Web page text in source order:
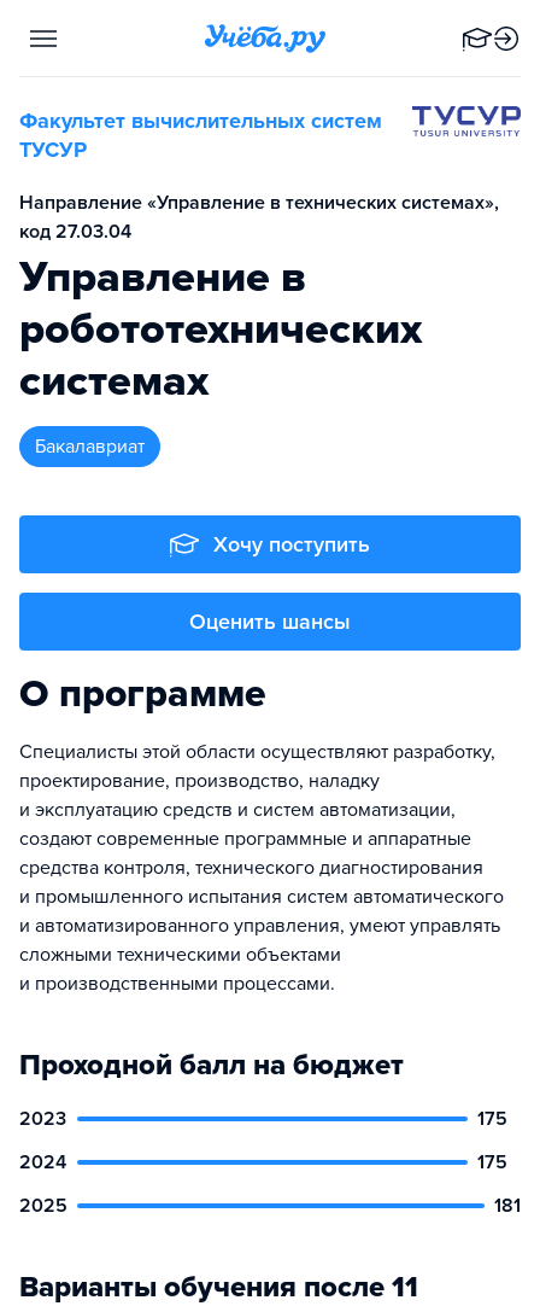
Факультет вычислительных систем
ТУСУР
Направление «Управление в технических системах»,
код 27.03.04
Управление в
робототехнических
системах
бакалавриат
Хочу поступить
Оценить шансы
О программе
Специалисты этой области осуществляют разработку,
проектирование, производство, наладку
и эксплуатацию средств и систем автоматизации,
создают современные программные и аппаратные
средства контроля, технического диагностирования
и промышленного испытания систем автоматического
и автоматизированного управления, умеют управлять
сложными техническими объектами
и производственными процессами.
Проходной балл на бюджет
2023
175
2024
175
2025
181
Варианты обучения после 11